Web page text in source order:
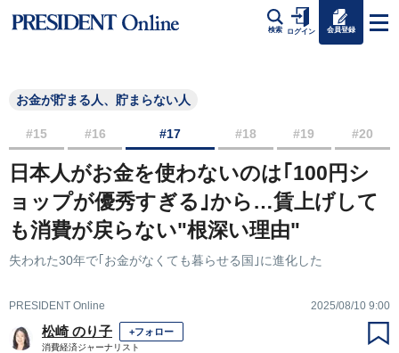
検索 ログイン 会員登録
お金が貯まる人、貯まらない人
#15 #16 #17 #18 #19 #20
日本人がお金を使わないのは｢100円シ
ョップが優秀すぎる｣から…賃上げして
も消費が戻らない"根深い理由"
失われた30年で｢お金がなくても暮らせる国｣に進化した
PRESIDENT Online 2025/08/10 9:00
松崎 のり子 +フォロー
消費経済ジャーナリスト